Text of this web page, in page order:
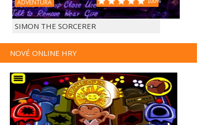
ADVENTÚRA
SIMON THE SORCERER
NOVÉ ONLINE HRY